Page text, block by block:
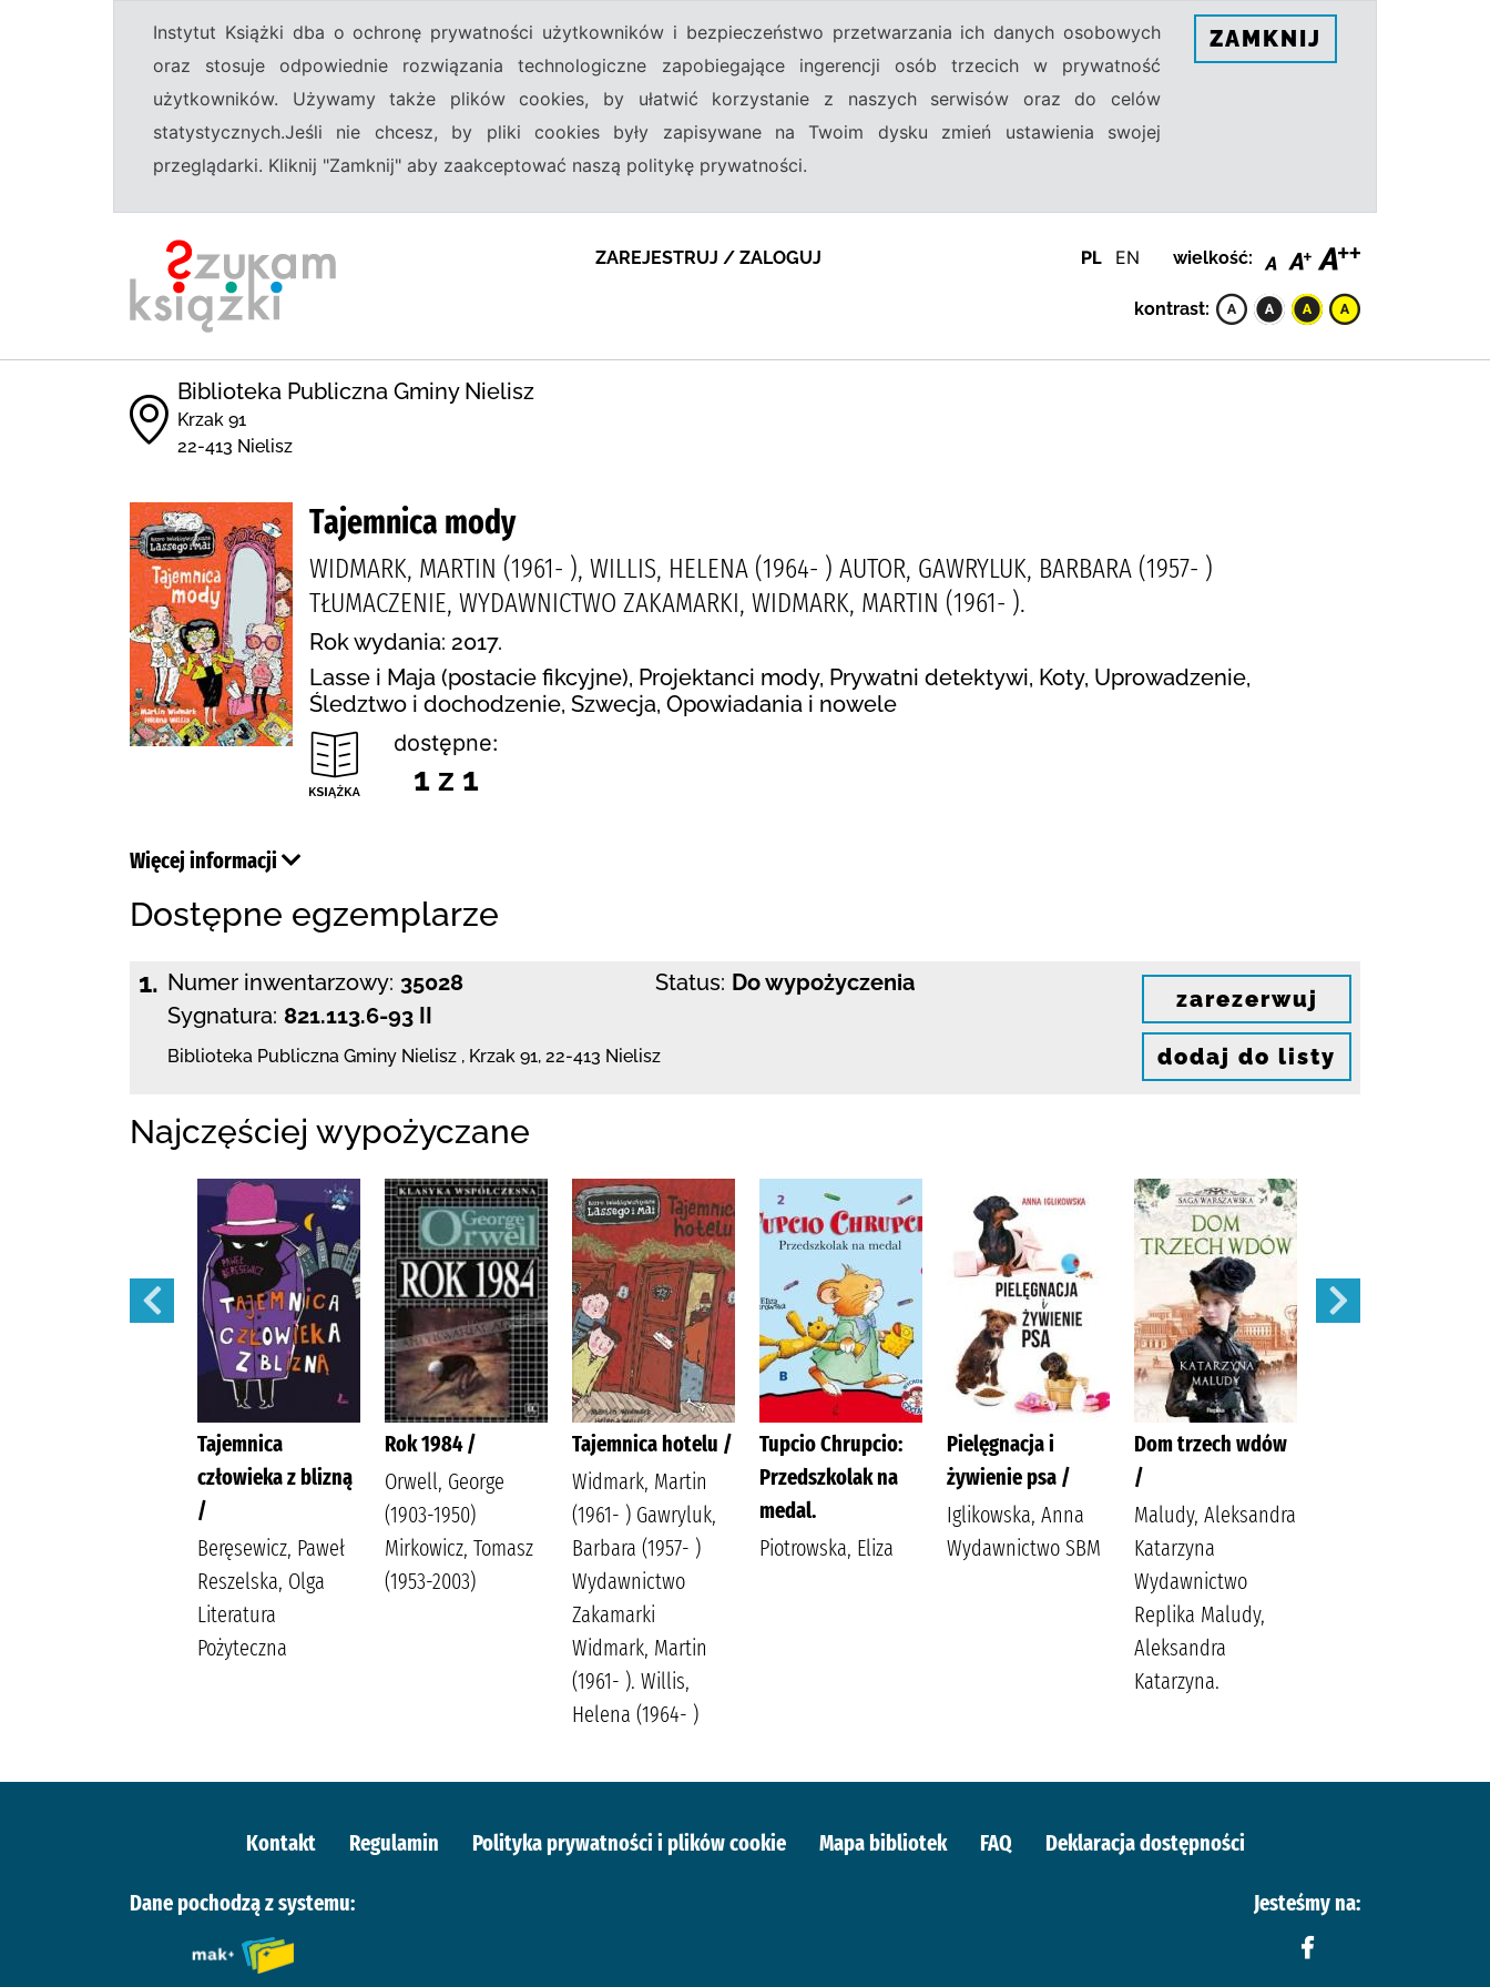
Instytut Książki dba o ochronę prywatności użytkowników i bezpieczeństwo przetwarzania ich danych osobowych
oraz stosuje odpowiednie rozwiązania technologiczne zapobiegające ingerencji osób trzecich w prywatność
użytkowników. Używamy także plików cookies, by ułatwić korzystanie z naszych serwisów oraz do celów
statystycznych.Jeśli nie chcesz, by pliki cookies były zapisywane na Twoim dysku zmień ustawienia swojej
przeglądarki. Kliknij "Zamknij" aby zaakceptować naszą politykę prywatności.
ZAMKNIJ
ZAREJESTRUJ / ZALOGUJ PL EN wielkość:
kontrast:
Biblioteka Publiczna Gminy Nielisz
Krzak 91
22-413 Nielisz
Tajemnica mody
WIDMARK, MARTIN (1961- ), WILLIS, HELENA (1964- ) AUTOR, GAWRYLUK, BARBARA (1957- )
TŁUMACZENIE, WYDAWNICTWO ZAKAMARKI, WIDMARK, MARTIN (1961- ).
Rok wydania: 2017.
Lasse i Maja (postacie fikcyjne), Projektanci mody, Prywatni detektywi, Koty, Uprowadzenie,
Śledztwo i dochodzenie, Szwecja, Opowiadania i nowele
dostępne:
1 z 1
Więcej informacji
Dostępne egzemplarze
1. Numer inwentarzowy: 35028
Sygnatura: 821.113.6-93 II
Status: Do wypożyczenia
Biblioteka Publiczna Gminy Nielisz , Krzak 91, 22-413 Nielisz
zarezerwuj
dodaj do listy
Najczęściej wypożyczane
Tajemnica
człowieka z blizną
/
Beręsewicz, Paweł
Reszelska, Olga
Literatura
Pożyteczna
Rok 1984 /
Orwell, George
(1903-1950)
Mirkowicz, Tomasz
(1953-2003)
Tajemnica hotelu /
Widmark, Martin
(1961- ) Gawryluk,
Barbara (1957- )
Wydawnictwo
Zakamarki
Widmark, Martin
(1961- ). Willis,
Helena (1964- )
Tupcio Chrupcio:
Przedszkolak na
medal.
Piotrowska, Eliza
Pielęgnacja i
żywienie psa /
Iglikowska, Anna
Wydawnictwo SBM
Dom trzech wdów
/
Maludy, Aleksandra
Katarzyna
Wydawnictwo
Replika Maludy,
Aleksandra
Katarzyna.
Kontakt Regulamin Polityka prywatności i plików cookie Mapa bibliotek FAQ Deklaracja dostępności
Dane pochodzą z systemu: Jesteśmy na: